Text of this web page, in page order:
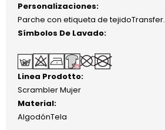
Personalizaciones:
Parche con etiqueta de tejidoTransfer.
Símbolos De Lavado:
Linea Prodotto:
Scrambler Mujer
Material:
AlgodónTela